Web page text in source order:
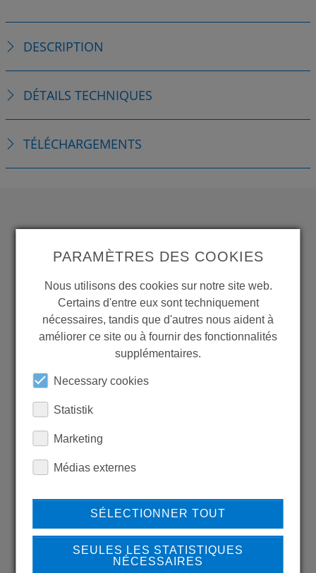
DESCRIPTION
DÉTAILS TECHNIQUES
TÉLÉCHARGEMENTS
MORE PRODUCTS?
Back to overview
REFERENCES
PARAMÈTRES DES COOKIES
Nous utilisons des cookies sur notre site web.
Certains d'entre eux sont techniquement
nécessaires, tandis que d'autres nous aident à
améliorer ce site ou à fournir des fonctionnalités
supplémentaires.
Necessary cookies
Statistik
Marketing
Médias externes
SÉLECTIONNER TOUT
SEULES LES STATISTIQUES
NÉCESSAIRES